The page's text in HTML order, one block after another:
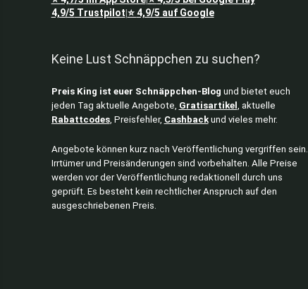
4,9/5 Trustpilot ⭐4,9/5 auf Google
Keine Lust Schnäppchen zu suchen?
Preis King ist euer Schnäppchen-Blog und bietet euch
jeden Tag aktuelle Angebote, Gratisartikel , aktuelle
Rabattcodes, Preisfehler, Cashbackund vieles mehr.
Angebote können kurz nach Veröffentlichung vergriffen sein.
Irrtümer und Preisänderungen sind vorbehalten. Alle Preise
werden vor der Veröffentlichung redaktionell durch uns
geprüft. Es besteht kein rechtlicher Anspruch auf den
ausgeschriebenen Preis.